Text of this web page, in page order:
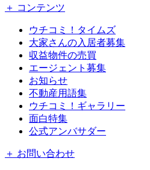
＋ コンテンツ
ウチコミ！タイムズ
大家さんの入居者募集
収益物件の売買
エージェント募集
お知らせ
不動産用語集
ウチコミ！ギャラリー
面白特集
公式アンバサダー
＋ お問い合わせ